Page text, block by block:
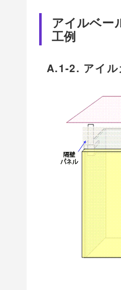
アイルベー
工例
A.1-2. アイ